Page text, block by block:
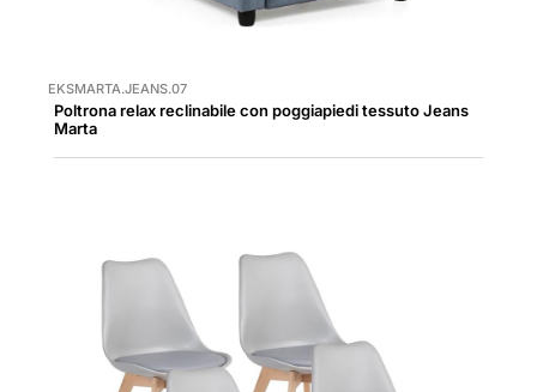
EKSMARTA.JEANS.07
Poltrona relax reclinabile con poggiapiedi tessuto Jeans
Marta